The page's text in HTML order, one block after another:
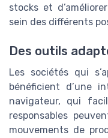
stocks et
sein des différents
Des outils
Les sociétés qui
bénéficient d’une
navigateur, qui
responsables
mouvements de